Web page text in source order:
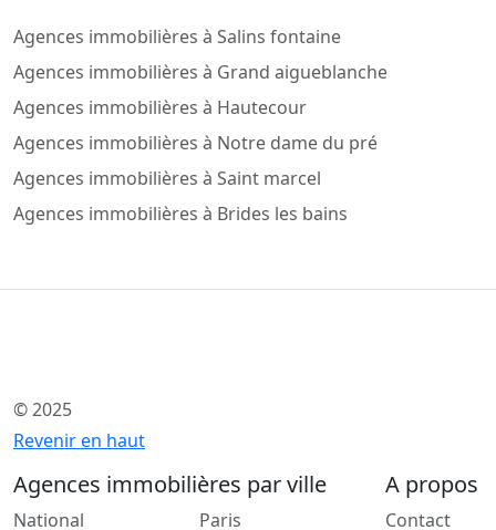
Agences immobilières à Salins fontaine
Agences immobilières à Grand aigueblanche
Agences immobilières à Hautecour
Agences immobilières à Notre dame du pré
Agences immobilières à Saint marcel
Agences immobilières à Brides les bains
© 2025
Revenir en haut
Agences immobilières par ville
National Paris
A propos
Contact